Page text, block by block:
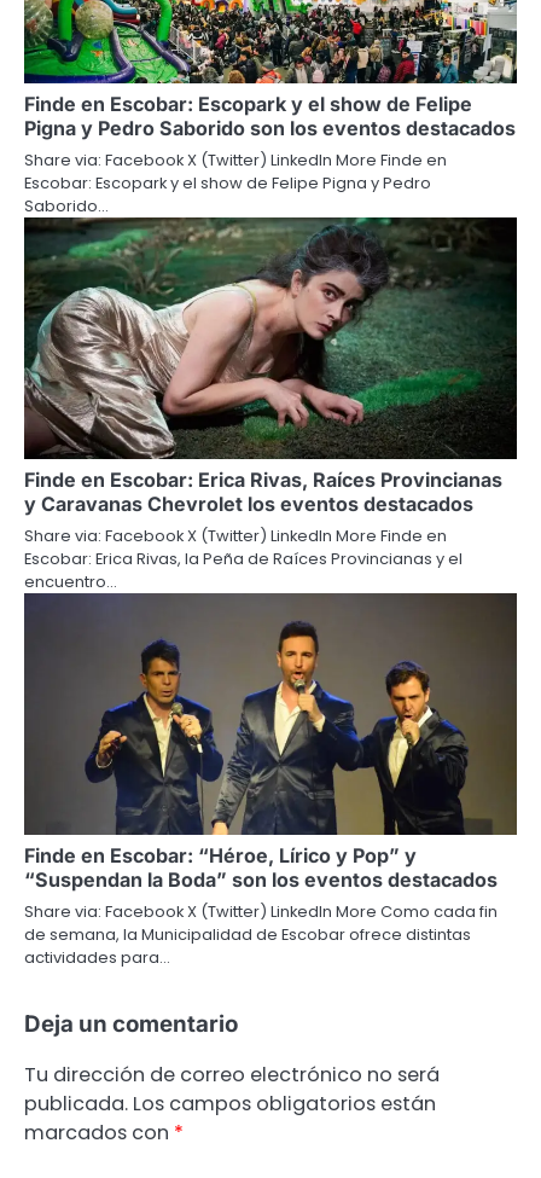
Finde en Escobar: Escopark y el show de Felipe
Pigna y Pedro Saborido son los eventos destacados
Share via: Facebook X (Twitter) LinkedIn More Finde en
Escobar: Escopark y el show de Felipe Pigna y Pedro
Saborido…
Finde en Escobar: Erica Rivas, Raíces Provincianas
y Caravanas Chevrolet los eventos destacados
Share via: Facebook X (Twitter) LinkedIn More Finde en
Escobar: Erica Rivas, la Peña de Raíces Provincianas y el
encuentro…
Finde en Escobar: “Héroe, Lírico y Pop” y
“Suspendan la Boda” son los eventos destacados
Share via: Facebook X (Twitter) LinkedIn More Como cada fin
de semana, la Municipalidad de Escobar ofrece distintas
actividades para…
Deja un comentario
Tu dirección de correo electrónico no será
publicada. Los campos obligatorios están
marcados con *